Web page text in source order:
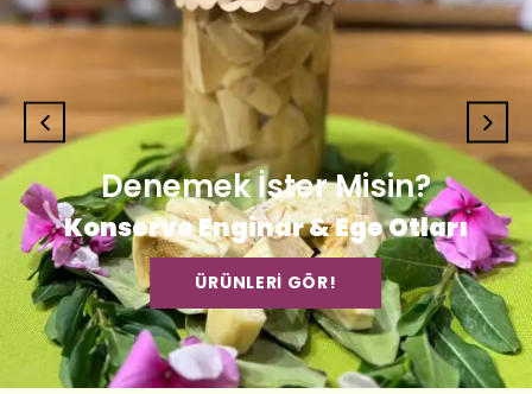
Denemek İster Misin?
Konserve Enginar & Ege Otları
ÜRÜNLERİ GÖR!